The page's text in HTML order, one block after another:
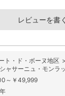
レビューを書く
ト・ド・ボーヌ地区 >
ャサーニュ・モン
～￥49,999